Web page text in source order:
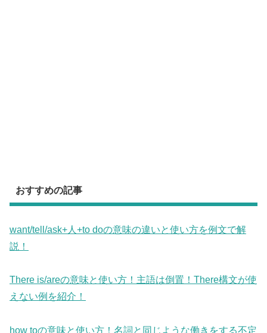
おすすめの記事
want/tell/ask+人+to doの意味の違いと使い方を例文で解
説！
There is/areの意味と使い方！主語は倒置！There構文が使
えない例を紹介！
how toの意味と使い方！名詞と同じような働きをする不定